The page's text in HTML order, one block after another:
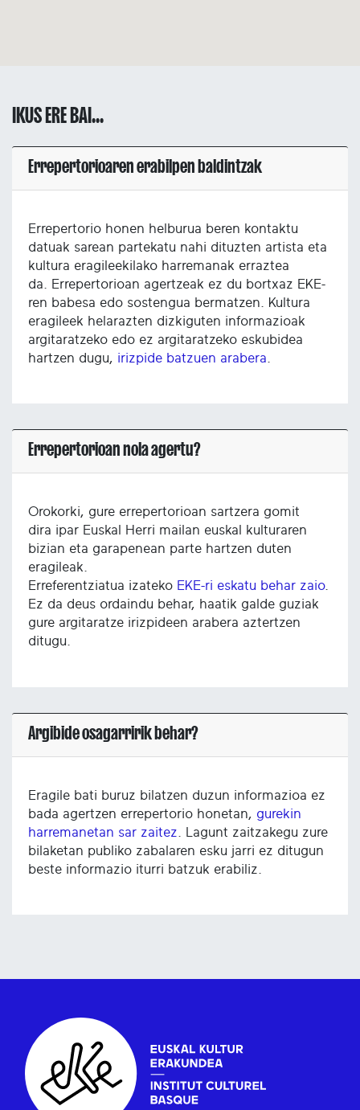
IKUS ERE BAI...
Errepertorioaren erabilpen baldintzak
Errepertorio honen helburua beren kontaktu
datuak sarean partekatu nahi dituzten artista eta
kultura eragileekilako harremanak erraztea
da. Errepertorioan agertzeak ez du bortxaz EKE-
ren babesa edo sostengua bermatzen. Kultura
eragileek helarazten dizkiguten informazioak
argitaratzeko edo ez argitaratzeko eskubidea
hartzen dugu, irizpide batzuen arabera
Errepertorioan nola agertu?
Orokorki, gure errepertorioan sartzera gomit
dira ipar Euskal Herri mailan euskal kulturaren
bizian eta garapenean parte hartzen duten
eragileak.
Erreferentziatua izateko EKE-ri eskatu behar zaio.
Ez da deus ordaindu behar, haatik galde guziak
gure argitaratze irizpideen arabera aztertzen
ditugu.
Argibide osagarririk behar?
Eragile bati buruz bilatzen duzun informazioa ez
bada agertzen errepertorio honetan, gurekin
harremanetan sar zaitez . Lagunt zaitzakegu zure
bilaketan publiko zabalaren esku jarri ez ditugun
beste informazio iturri batzuk erabiliz.